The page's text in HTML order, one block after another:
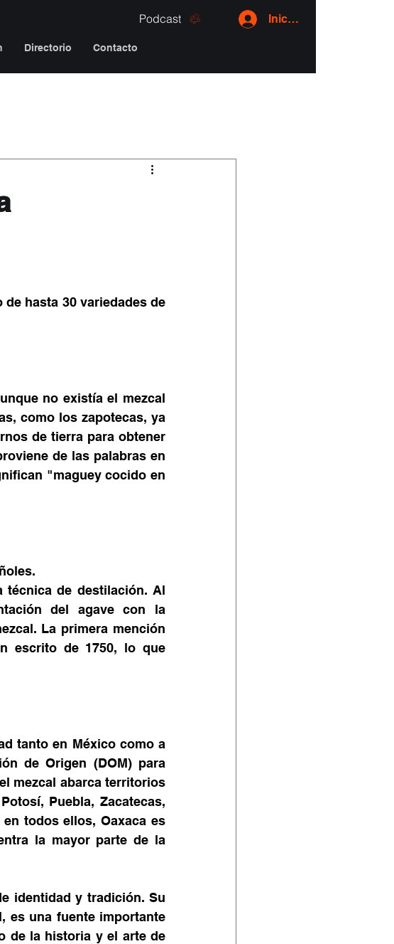
Podcast Iniciar sesión
Directorio Contacto
hasta 30 variedades de
no existía el mezcal
como los zapotecas, ya
de tierra para obtener
de las palabras en
"maguey cocido en
técnica de destilación. Al
del agave con la
La primera mención
escrito de 1750, lo que
tanto en México como a
de Origen (DOM) para
mezcal abarca territorios
Puebla, Zacatecas,
todos ellos, Oaxaca es
la mayor parte de la
identidad y tradición. Su
es una fuente importante
de la historia y el arte de